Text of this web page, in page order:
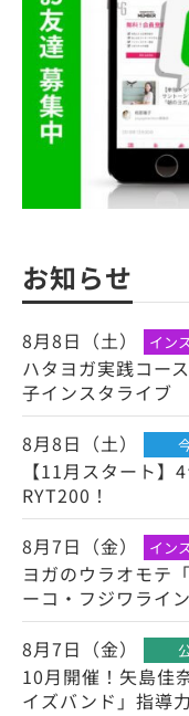
お知らせ
8月8日（土） イン
ハタヨガ実践コー
子インスタライブ
8月8日（土）
【11月スタート】
RYT200！
8月7日（金）
イン
ヨガのウラオモテ
ーコ・フジワライ
8月7日（金）
10月開催！矢島佳
イズバンド」指導